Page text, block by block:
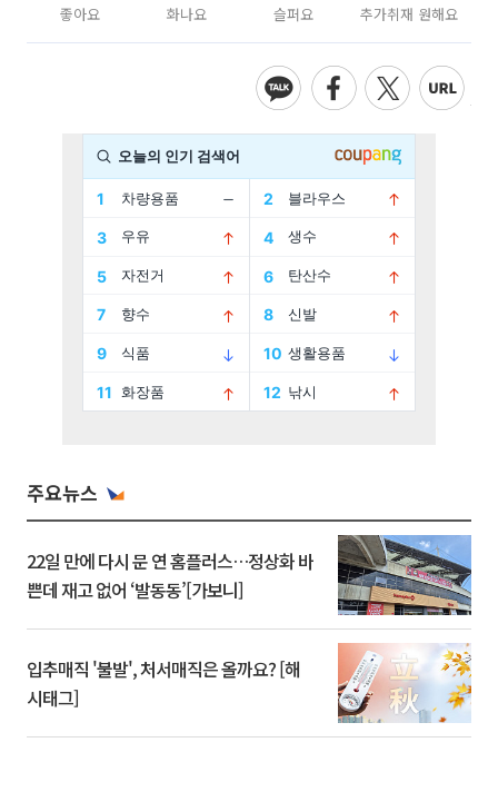
좋아요 화나요 슬퍼요 추가취재 원해요
주요뉴스
22일 만에 다시 문 연 홈플러스…정상화 바
쁜데 재고 없어 ‘발동동’[가보니]
입추매직 '불발', 처서매직은 올까요? [해
시태그]